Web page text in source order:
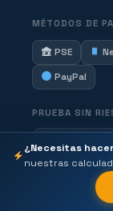
MÉTODOS DE
PSE
PayPal
PRUEBA SIN
Prueba
¿Necesitas
nuestras